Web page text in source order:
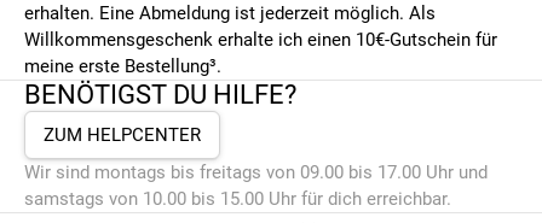
erhalten. Eine Abmeldung ist jederzeit möglich. Als
Willkommensgeschenk erhalte ich einen 10€-Gutschein für
meine erste Bestellung³.
BENÖTIGST DU HILFE?
ZUM HELPCENTER
Wir sind montags bis freitags von 09.00 bis 17.00 Uhr und
samstags von 10.00 bis 15.00 Uhr für dich erreichbar.